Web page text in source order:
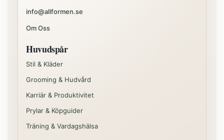
info@allformen.se
Om Oss
Huvudspår
Stil & Kläder
Grooming & Hudvård
Karriär & Produktivitet
Prylar & Köpguider
Träning & Vardagshälsa